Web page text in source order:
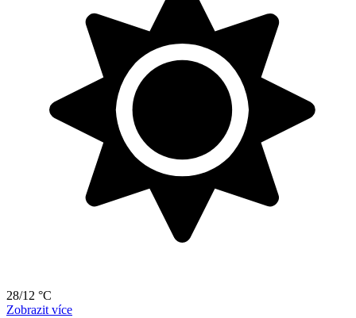
28/12 °C
Zobrazit více